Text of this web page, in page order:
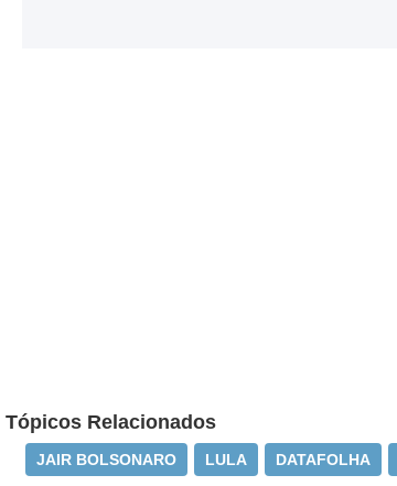
Tópicos Relacionados
JAIR BOLSONARO LULA DATAFOLHA